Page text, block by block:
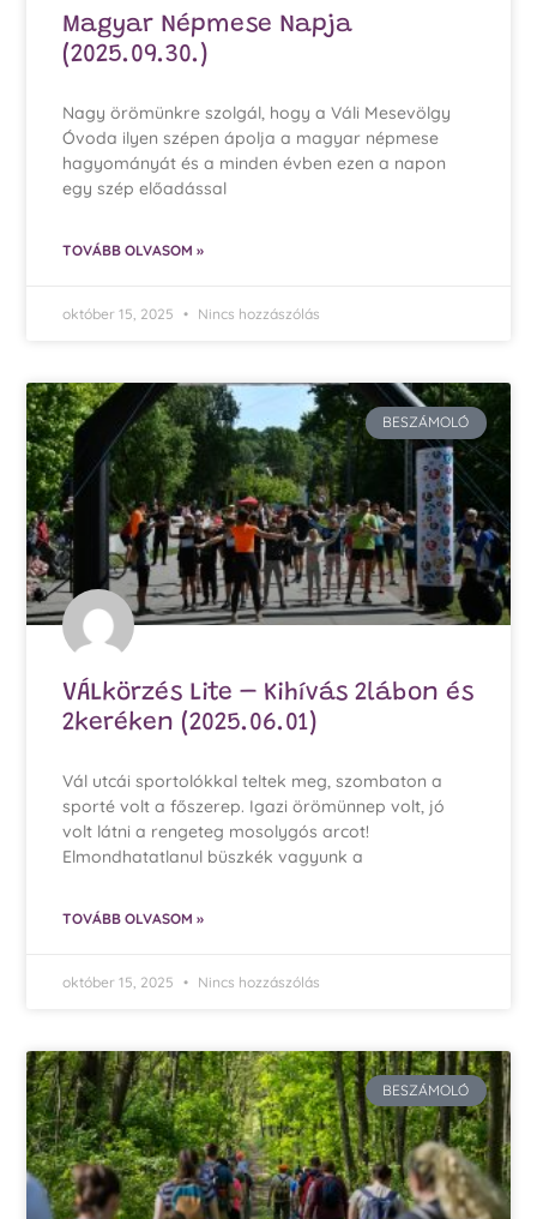
Magyar Népmese Napja
(2025.09.30.)
Nagy örömünkre szolgál, hogy a Váli Mesevölgy
Óvoda ilyen szépen ápolja a magyar népmese
hagyományát és a minden évben ezen a napon
egy szép előadással
TOVÁBB OLVASOM »
október 15, 2025 Nincs hozzászólás
BESZÁMOLÓ
VÁLkörzés Lite – Kihívás 2lábon és
2keréken (2025.06.01)
Vál utcái sportolókkal teltek meg, szombaton a
sporté volt a főszerep. Igazi örömünnep volt, jó
volt látni a rengeteg mosolygós arcot!
Elmondhatatlanul büszkék vagyunk a
TOVÁBB OLVASOM »
október 15, 2025 Nincs hozzászólás
BESZÁMOLÓ